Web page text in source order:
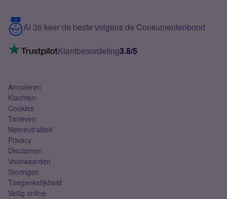
5G internet
Mobiel internet
Mobiel abonnement
Contact
VoLTE 4G bellen
Al 36 keer de beste volgens de Consumentenbond
Klantbeoordeling3.8/5
Annuleren
Klachten
Cookies
Tarieven
Netneutraliteit
Privacy
Disclaimer
Voorwaarden
Storingen
Toegankelijkheid
Veilig online